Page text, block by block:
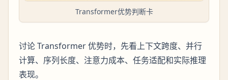
Transformer优势判断卡
讨论 Transformer 优势时，先看上下文跨度、并行
计算、序列长度、注意力成本、任务适配和实际推理
表现。